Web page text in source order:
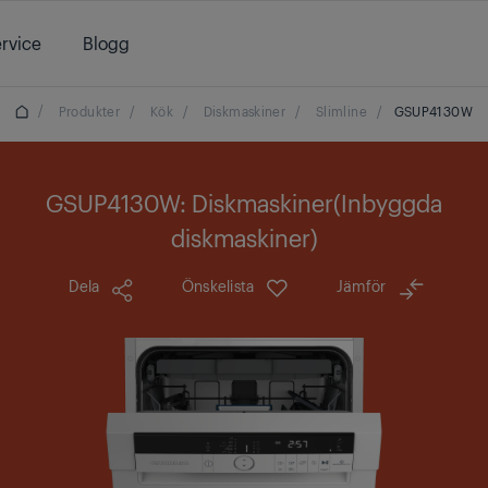
Blogg
/ Produkter / Kök / Diskmaskiner / Slimline / GSUP4130W
GSUP4130W: Diskmaskiner(Inbyggda
diskmaskiner)
Dela Önskelista Jämför